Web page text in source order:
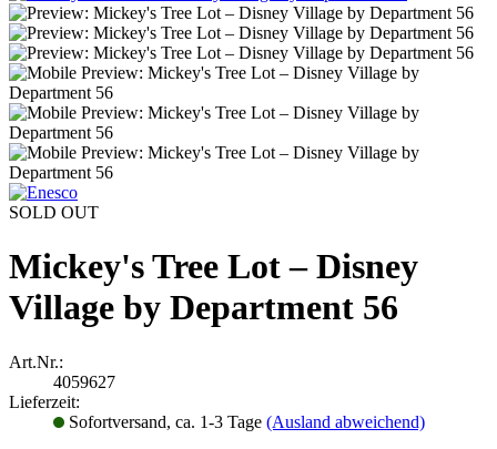
SOLD OUT
Mickey's Tree Lot – Disney
Village by Department 56
Art.Nr.:
4059627
Lieferzeit:
Sofortversand, ca. 1-3 Tage (Ausland abweichend)